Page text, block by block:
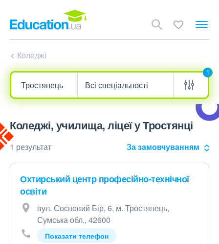
Коледжі
1
Коледжі, училища, ліцеї у Тростянці
1 результат За замовчуванням
Охтирський центр професійно-технічної
освіти
вул. Сосновий Бір, 6, м. Тростянець,
Сумська обл., 42600
Показати телефон